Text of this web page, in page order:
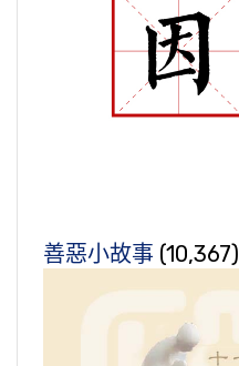
善惡小故事 (10,367)